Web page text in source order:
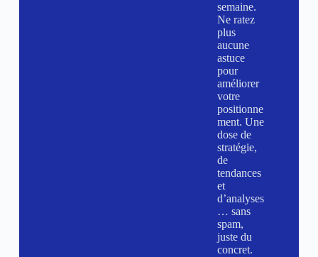
semaine.
Ne ratez
plus
aucune
astuce
pour
améliorer
votre
positionne
ment. Une
dose de
stratégie,
de
tendances
et
d’analyses
… sans
spam,
juste du
concret.